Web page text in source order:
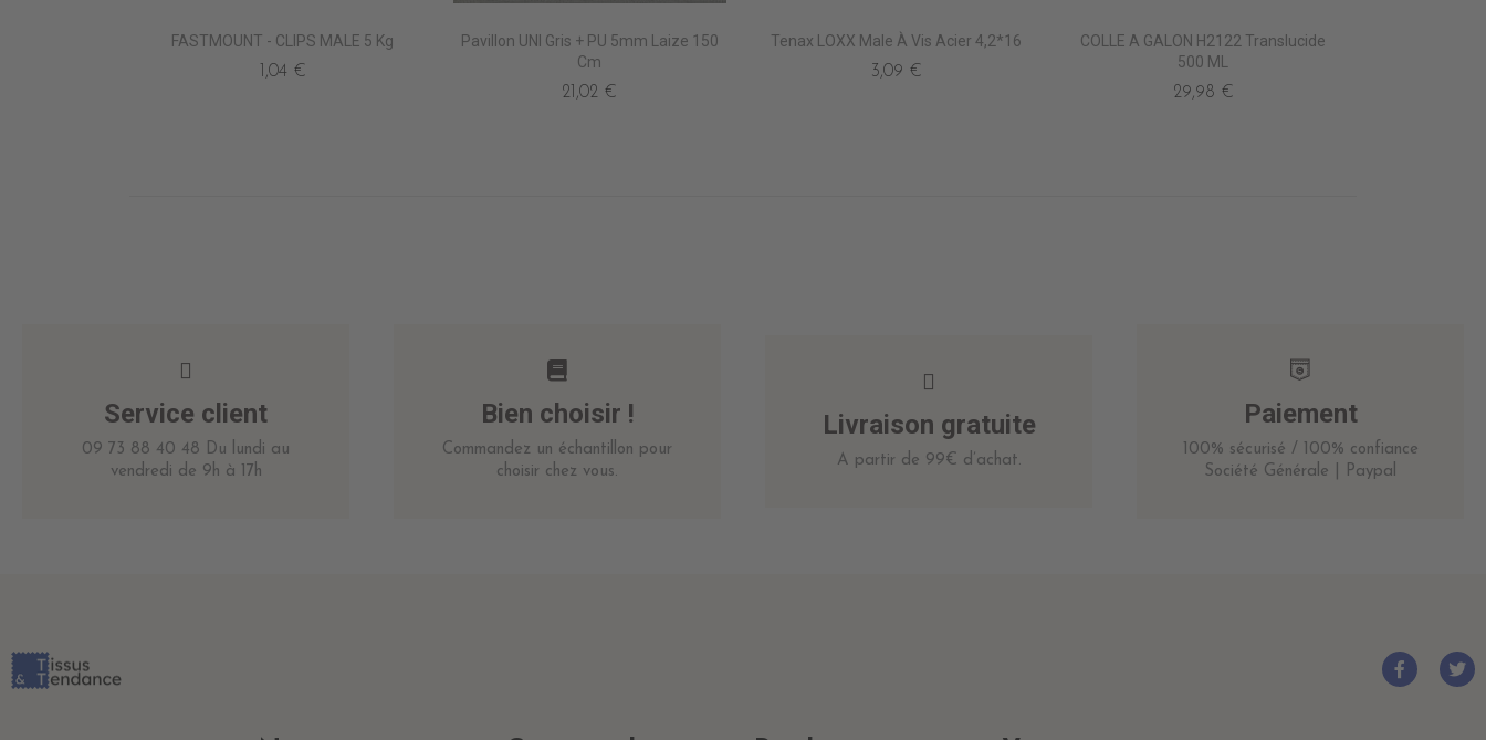
FASTMOUNT - CLIPS MALE 5 Kg
1,04 €
Pavillon UNI Gris + PU 5mm Laize 150
Cm
21,02 €
Tenax LOXX Male À Vis Acier 4,2*16
3,09 €
COLLE A GALON H2122 Translucide
500 ML
29,98 €
Service client
09 73 88 40 48 Du lundi au
vendredi de 9h à 17h
Bien choisir !
Commandez un échantillon pour
choisir chez vous.
Livraison gratuite
A partir de 99€ d’achat.
Paiement
100% sécurisé / 100% confiance
Société Générale | Paypal